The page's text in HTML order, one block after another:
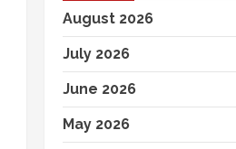
August 2026
July 2026
June 2026
May 2026